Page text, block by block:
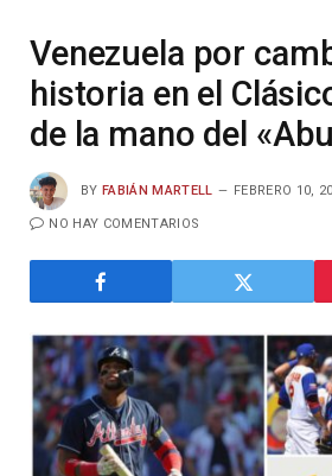
Venezuela por
historia en el
de la mano del
BY FABIÁN MARTELL FEBRERO 10,
NO HAY COMENTARIOS